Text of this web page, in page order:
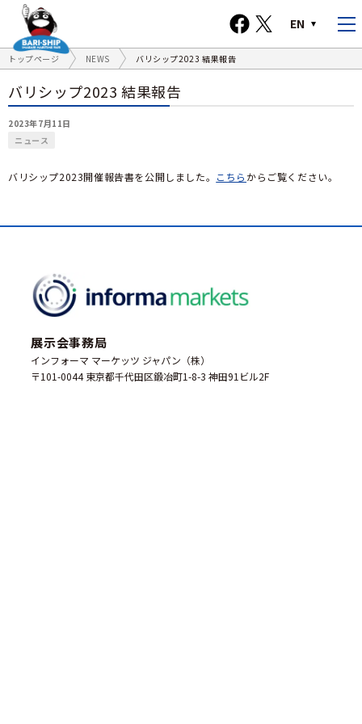
EN
トップページ NEWS バリシップ2023 結果報告
バリシップ2023 結果報告
2023年7月11日
ニュース
バリシップ2023開催報告書を公開しました。 こちら からご覧ください。
展示会事務局
インフォーマ マーケッツ ジャパン（株）
〒101-0044 東京都千代田区鍛冶町1-8-3 神田91ビル2F